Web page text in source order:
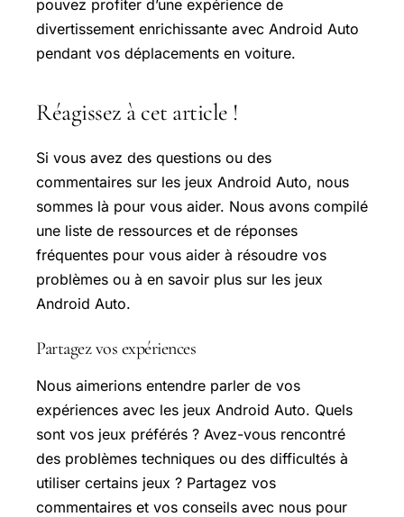
pouvez profiter d’une expérience de
divertissement enrichissante avec Android Auto
pendant vos déplacements en voiture.
Réagissez à cet article !
Si vous avez des questions ou des
commentaires sur les jeux Android Auto, nous
sommes là pour vous aider. Nous avons compilé
une liste de ressources et de réponses
fréquentes pour vous aider à résoudre vos
problèmes ou à en savoir plus sur les jeux
Android Auto.
Partagez vos expériences
Nous aimerions entendre parler de vos
expériences avec les jeux Android Auto. Quels
sont vos jeux préférés ? Avez-vous rencontré
des problèmes techniques ou des difficultés à
utiliser certains jeux ? Partagez vos
commentaires et vos conseils avec nous pour